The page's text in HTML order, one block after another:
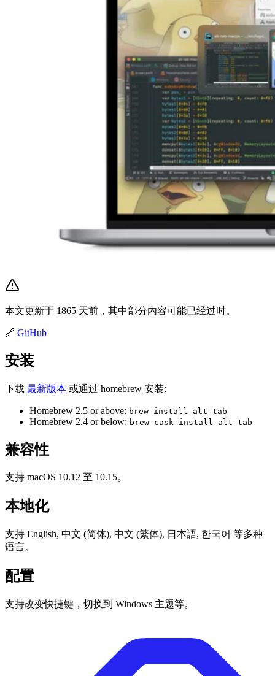
本文更新于 1865 天前，其中部分内容可能已经过时。
🔗 GitHub
安装
下载 最新版本 或通过 homebrew 安装:
Homebrew 2.5 or above: brew install alt-tab
Homebrew 2.4 or below: brew cask install alt-tab
兼容性
支持 macOS 10.12 至 10.15。
本地化
支持 English, 中文 (简体), 中文 (繁体), 日本語, 한국어 等多种
语言。
配置
支持改变快捷键，切换到 Windows 主题等。